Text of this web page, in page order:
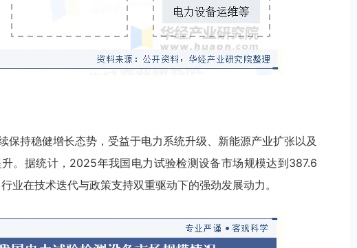
保持稳健增长态势，受益于电力系统升级、新能源产业扩张以及
。据统计，2025年我国电力试验检测设备市场规模达到387.6
业在技术迭代与政策支持双重驱动下的强劲发展动力。